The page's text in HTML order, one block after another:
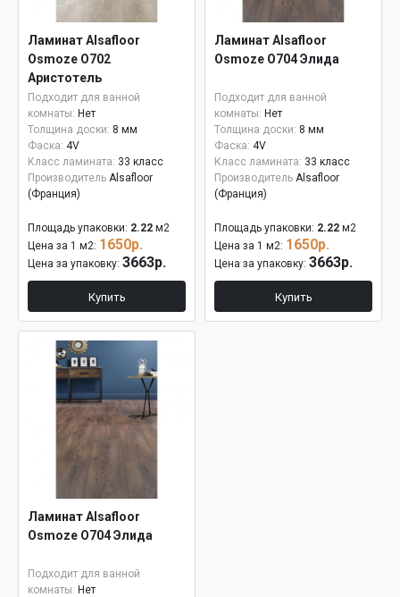
Ламинат Alsafloor
Osmoze О702
Аристотель
Подходит для ванной
комнаты: Нет
Толщина доски: 8 мм
Фаска: 4V
Класс ламината: 33 класс
Производитель Alsafloor
(Франция)
Площадь упаковки: 2.22 м2
Цена за 1 м2: 1650р.
Цена за упаковку: 3663р.
Купить
Ламинат Alsafloor
Osmoze О704 Элида
Подходит для ванной
комнаты: Нет
Толщина доски: 8 мм
Фаска: 4V
Класс ламината: 33 класс
Производитель Alsafloor
(Франция)
Площадь упаковки: 2.22 м2
Цена за 1 м2: 1650р.
Цена за упаковку: 3663р.
Купить
Ламинат Alsafloor
Osmoze О704 Элида
Подходит для ванной
комнаты: Нет